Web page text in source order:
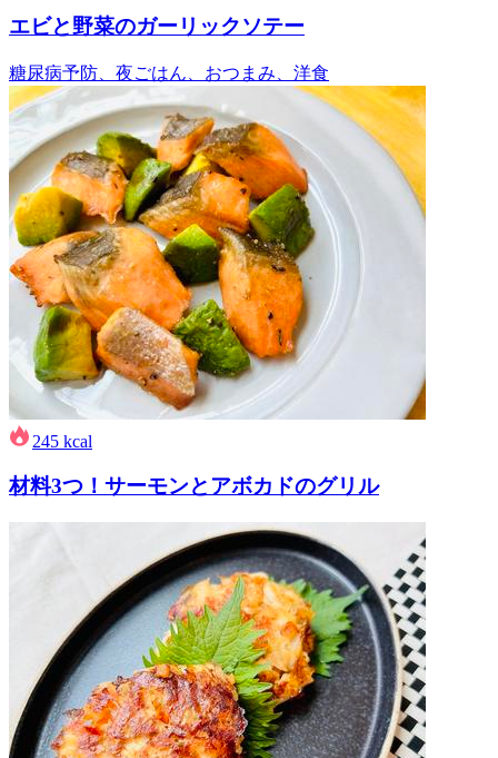
エビと野菜のガーリックソテー
糖尿病予防、夜ごはん、おつまみ、洋食
245 kcal
材料3つ！サーモンとアボカドのグリル